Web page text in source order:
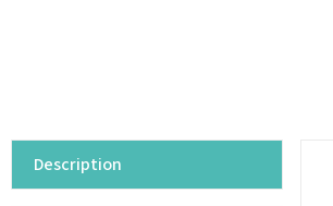
Description